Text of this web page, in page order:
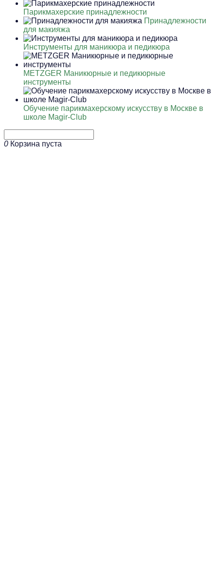
Парикмахерские принадлежности
Принадлежности
для макияжа
Инструменты для маникюра и педикюра
METZGER Маникюрные и педикюрные
инструменты
Обучение парикмахерскому искусству в Москве в
школе Magir-Club
0 Корзина пуста